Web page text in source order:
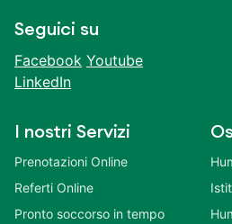
Seguici su
Facebook Youtube
LinkedIn
I nostri Servizi
Prenotazioni Online
Referti Online
Pronto soccorso in tempo